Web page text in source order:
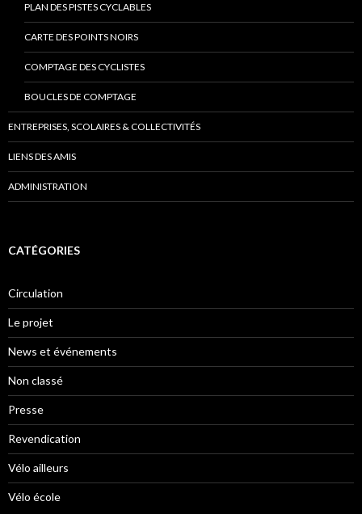
PLAN DES PISTES CYCLABLES
CARTE DES POINTS NOIRS
COMPTAGE DES CYCLISTES
BOUCLES DE COMPTAGE
ENTREPRISES, SCOLAIRES & COLLECTIVITÉS
LIENS DES AMIS
ADMINISTRATION
CATÉGORIES
Circulation
Le projet
News et événements
Non classé
Presse
Revendication
Vélo ailleurs
Vélo école